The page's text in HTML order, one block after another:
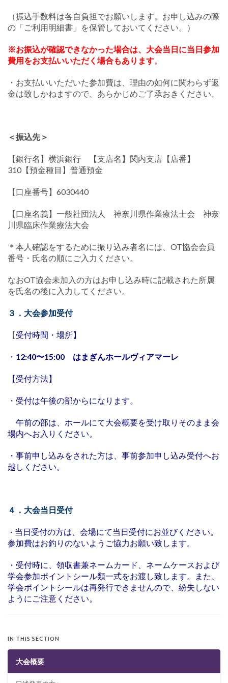
（振込手数料は各自負担でお願いします。お申し込みの際
の「ご利用明細書」を保管しておいてください。）
※お振込が確認できなかった場合は、大会当日に当日参加
費用をお支払いいただく場合もあります。
・お支払いいただいた参加費は、理由の如何に関わらず返
金は致しかねますので、あらかじめご了承おきください。
＜振込先＞
【銀行名】横浜銀行 【支店名】関内支店【店番】
310【預金種目】普通預金
【口座番号】6030440
【口座名義】一般社団法人 神奈川県作業療法士会 神奈
川県臨床作業療法大会
＊本人確認をするために振り込み者名には、OT協会会員
番号・氏名の順にご入力ください。
なおOT協会未加入の方はお申し込み時に記載された所属
を氏名の後に入力してください。
３．大会参加受付
【受付時間・場所】
・ 12:40〜15:00 はまぎんホールヴィアマーレ
【受付方法】
・受付は午後の部からになります。
午前の部は、ホールにて大会概要を受け取りそのまま会
場内へお入りください。
・事前申し込みをされた方は、事前参加申し込み受付へお
越しください。
４．大会当日受付
・ 当日受付の方は、会場にて当日受付にお並びください。
参加費はお釣りのないようご協力お願い致します。
・受付時に、領収書兼ネームカード、ネームケースおよび
学会参加ポイントシール類一式をお渡し致します。また、
学会ポイントシールは再発行できませんので、紛失しない
ようにご注意ください。
IN THIS SECTION
大会概要